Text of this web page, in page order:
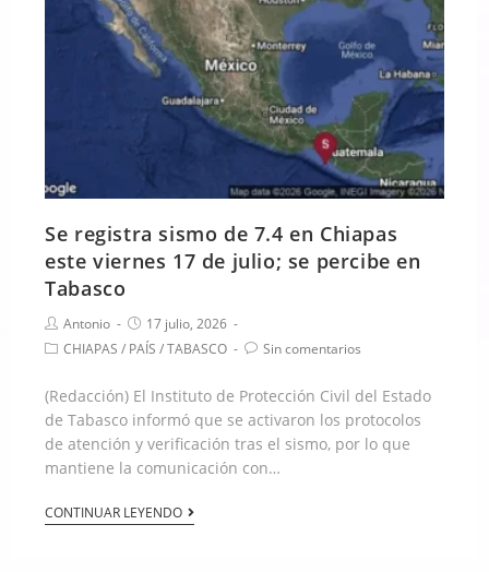
Se registra sismo de 7.4 en Chiapas
este viernes 17 de julio; se percibe en
Tabasco
Antonio
17 julio, 2026
CHIAPAS / PAÍS /TABASCO Sin comentarios
(Redacción) El Instituto de Protección Civil del Estado
de Tabasco informó que se activaron los protocolos
de atención y verificación tras el sismo, por lo que
mantiene la comunicación con…
CONTINUAR LEYENDO